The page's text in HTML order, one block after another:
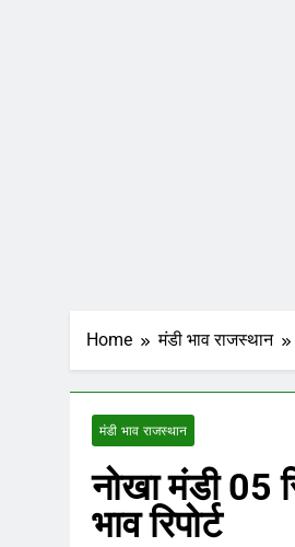
Home मंडी भाव राजस्थान
मंडी भाव राजस्थान
नोखा मंडी 05
भाव रिपोर्ट